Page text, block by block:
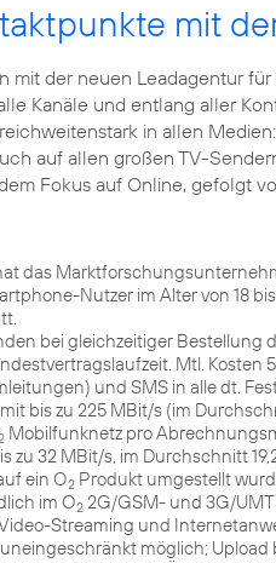
mit
mit der neuen Leadagentur für
Kanäle und entlang aller
in allen
auf allen großen TV-
Fokus auf Online, gefolgt
das
Nutzer im Alter von 18
bei gleichzeitiger Bestellung
Mtl. Kosten
und SMS in alle dt.
bis zu 225 MBit/s (im
Mobilfunknetz pro
zu 32 MBit/s, im Durchschnitt
ein O2 Produkt umgestellt
im O2 2G/GSM- und 3G/
Streaming und
möglich; Upload